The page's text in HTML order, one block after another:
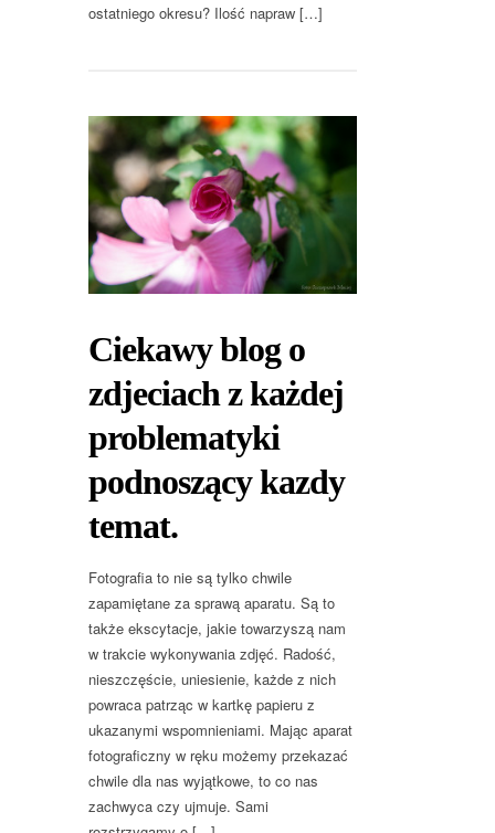
ostatniego okresu? Ilość napraw […]
Ciekawy blog o
zdjeciach z każdej
problematyki
podnoszący kazdy
temat.
Fotografia to nie są tylko chwile
zapamiętane za sprawą aparatu. Są to
także ekscytacje, jakie towarzyszą nam
w trakcie wykonywania zdjęć. Radość,
nieszczęście, uniesienie, każde z nich
powraca patrząc w kartkę papieru z
ukazanymi wspomnieniami. Mając aparat
fotograficzny w ręku możemy przekazać
chwile dla nas wyjątkowe, to co nas
zachwyca czy ujmuje. Sami